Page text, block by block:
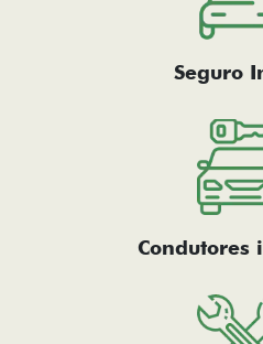
Seguro
Condutores